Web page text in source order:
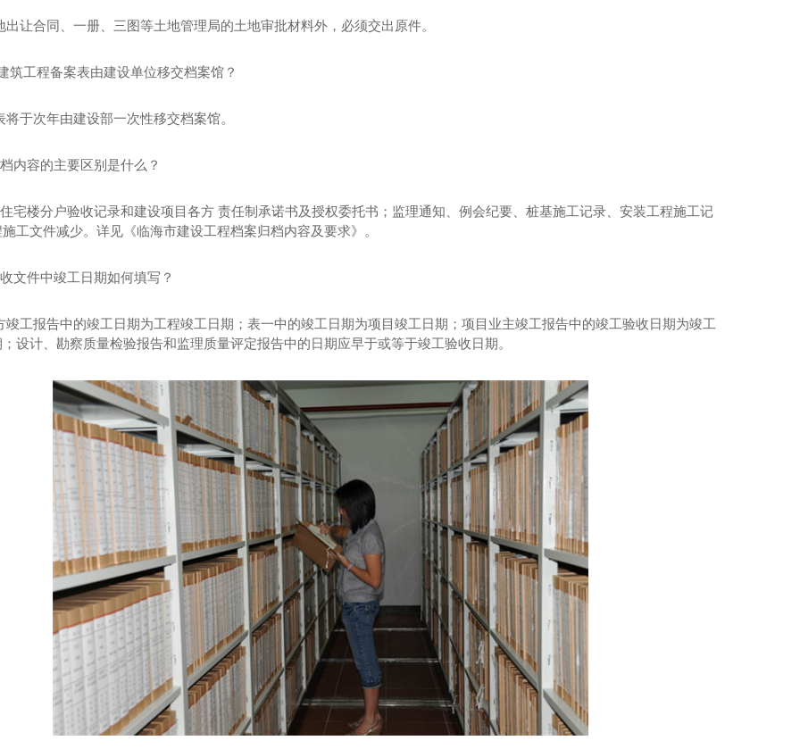
出让合同、一册、三图等土地管理局的土地审批材料外，必须交出原件。
筑工程备案表由建设单位移交档案馆？
将于次年由建设部一次性移交档案馆。
内容的主要区别是什么？
宅楼分户验收记录和建设项目各方 责任制承诺书及授权委托书；监理通知、例会纪要、桩基施工记录、安装工程施工记
工文件减少。详见《临海市建设工程档案归档内容及要求》。
文件中竣工日期如何填写？
竣工报告中的竣工日期为工程竣工日期；表一中的竣工日期为项目竣工日期；项目业主竣工报告中的竣工验收日期为竣工
设计、勘察质量检验报告和监理质量评定报告中的日期应早于或等于竣工验收日期。